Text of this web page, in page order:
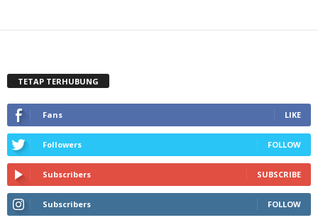
TETAP TERHUBUNG
Fans LIKE
Followers FOLLOW
Subscribers SUBSCRIBE
Subscribers FOLLOW